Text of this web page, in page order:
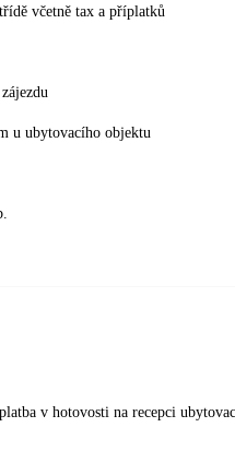
včetně tax a příplatků
u ubytovacího objektu
v hotovosti na recepci